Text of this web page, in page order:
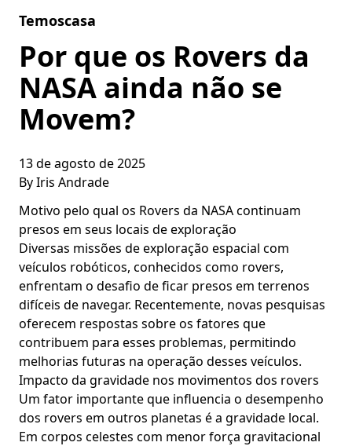
Temoscasa
Por que os Rovers da
NASA ainda não se
Movem?
13 de agosto de 2025
ByIris Andrade
Motivo pelo qual os Rovers da NASA continuam
presos em seus locais de exploração
Diversas missões de exploração espacial com
veículos robóticos, conhecidos como rovers,
enfrentam o desafio de ficar presos em terrenos
difíceis de navegar. Recentemente, novas pesquisas
oferecem respostas sobre os fatores que
contribuem para esses problemas, permitindo
melhorias futuras na operação desses veículos.
Impacto da gravidade nos movimentos dos rovers
Um fator importante que influencia o desempenho
dos rovers em outros planetas é a gravidade local.
Em corpos celestes com menor força gravitacional